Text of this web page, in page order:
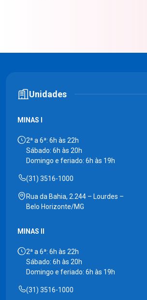
Unidades
MINAS I
2ª a 6ª: 6h às 22h
Sábado: 6h às 20h
Domingo e feriado: 6h às 19h
(31) 3516-1000
Rua da Bahia, 2.244 – Lourdes –
Belo Horizonte/MG
MINAS II
2ª a 6ª: 6h às 22h
Sábado: 6h às 20h
Domingo e feriado: 6h às 19h
(31) 3516-1000